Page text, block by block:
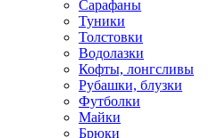
Сарафаны
Туники
Толстовки
Водолазки
Кофты, лонгсливы
Рубашки, блузки
Футболки
Майки
Брюки